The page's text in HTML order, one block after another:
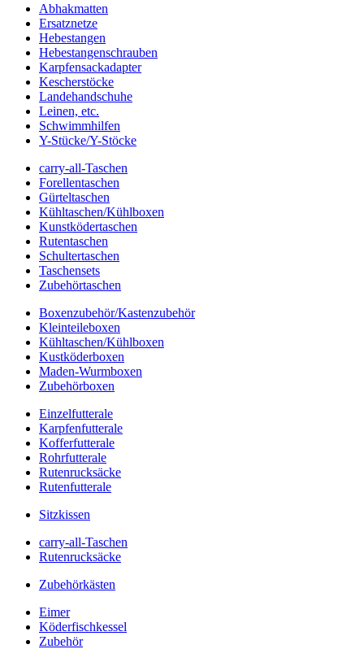
Abhakmatten
Ersatznetze
Hebestangen
Hebestangenschrauben
Karpfensackadapter
Kescherstöcke
Landehandschuhe
Leinen, etc.
Schwimmhilfen
Y-Stücke/Y-Stöcke
carry-all-Taschen
Forellentaschen
Gürteltaschen
Kühltaschen/Kühlboxen
Kunstködertaschen
Rutentaschen
Schultertaschen
Taschensets
Zubehörtaschen
Boxenzubehör/Kastenzubehör
Kleinteileboxen
Kühltaschen/Kühlboxen
Kustköderboxen
Maden-Wurmboxen
Zubehörboxen
Einzelfutterale
Karpfenfutterale
Kofferfutterale
Rohrfutterale
Rutenrucksäcke
Rutenfutterale
Sitzkissen
carry-all-Taschen
Rutenrucksäcke
Zubehörkästen
Eimer
Köderfischkessel
Zubehör